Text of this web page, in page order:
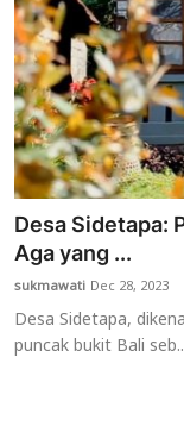
Desa Sidetapa:
Aga yang ...
sukmawati Dec 28, 2023
Desa Sidetapa,
puncak bukit Bali